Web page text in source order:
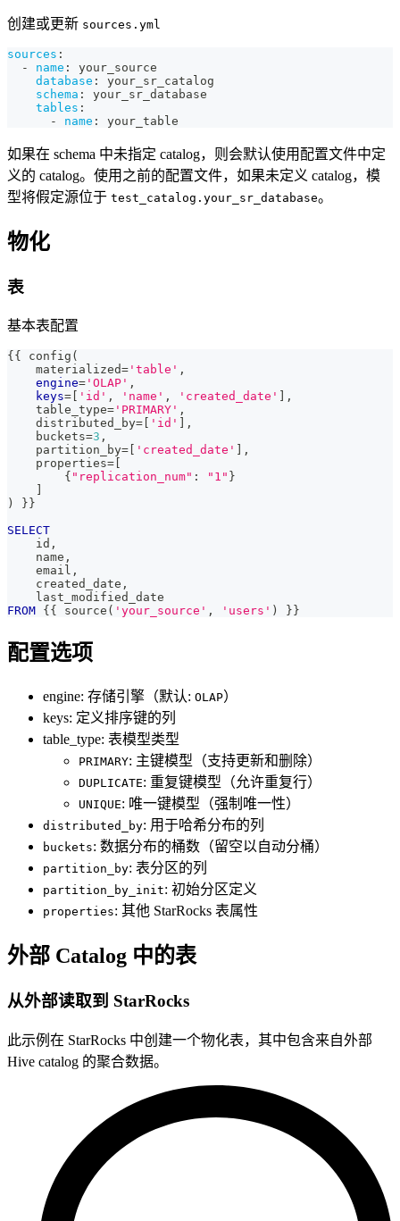
创建或更新 sources.yml
sources :
-
name :
your_source
database :
your_sr_catalog
schema :
your_sr_database
tables :
-
name : your_table
如果在 schema 中未指定 catalog，则会默认使用配置文件中定
义的 catalog。使用之前的配置文件，如果未定义 catalog，模
型将假定源位于 test_catalog.your_sr_database。
物化
表
基本表配置
{{ config (
    materialized
= 'table' ,
engine= 'OLAP' ,
keys= 'id' , 'name' , 'created_date'
,
    table_type
= 'PRIMARY' ,
    distributed_by
= 'id'
,
    buckets
=3 ,
    partition_by
= 'created_date'
,
    properties
=
        {
"replication_num" : "1" }
)
}}
SELECT
    id
,
    name
,
    email
,
    created_date
,
    last_modified_date
FROM {{ source ( 'your_source' , 'users' ) }}
配置选项
engine: 存储引擎（默认: OLAP）
keys: 定义排序键的列
table_type: 表模型类型
PRIMARY: 主键模型（支持更新和删除）
DUPLICATE: 重复键模型（允许重复行）
UNIQUE: 唯一键模型（强制唯一性）
distributed_by: 用于哈希分布的列
buckets: 数据分布的桶数（留空以自动分桶）
partition_by: 表分区的列
partition_by_init: 初始分区定义
properties: 其他 StarRocks 表属性
外部 Catalog 中的表
从外部读取到 StarRocks
此示例在 StarRocks 中创建一个物化表，其中包含来自外部
Hive catalog 的聚合数据。